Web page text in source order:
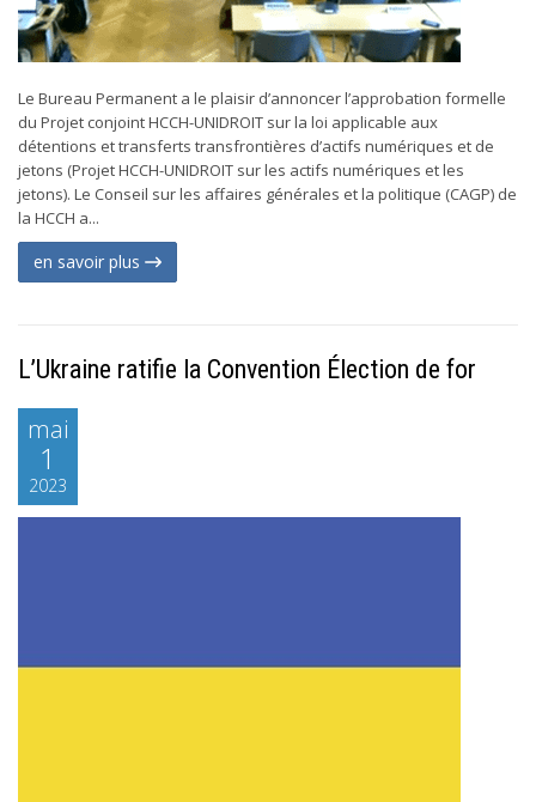
Le Bureau Permanent a le plaisir d’annoncer l’approbation formelle
du Projet conjoint HCCH-UNIDROIT sur la loi applicable aux
détentions et transferts transfrontières d’actifs numériques et de
jetons (Projet HCCH-UNIDROIT sur les actifs numériques et les
jetons). Le Conseil sur les affaires générales et la politique (CAGP) de
la HCCH a...
en savoir plus
L’Ukraine ratifie la Convention Élection de for
mai
1
2023